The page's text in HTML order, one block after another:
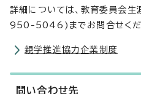
詳細については、教育委員会
950-5046)までお問合せくだ
親学推進協力企業制度
問い合わせ先